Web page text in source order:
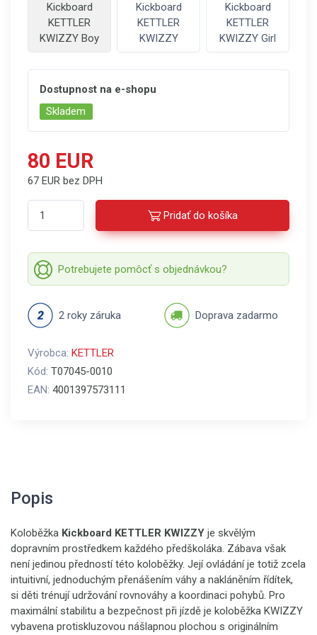
Kickboard
KETTLER
KWIZZY Boy
Kickboard
KETTLER
KWIZZY
Kickboard
KETTLER
KWIZZY Girl
Dostupnost na e-shopu
Skladem
80 EUR
67 EUR bez DPH
Pridať do košíka
Potrebujete pomôcť s objednávkou?
2 roky záruka Doprava zadarmo
Výrobca: KETTLER
Kód: T07045-0010
EAN: 4001397573111
Popis
Koloběžka Kickboard KETTLER KWIZZY je skvělým
dopravním prostředkem každého předškoláka. Zábava však
není jedinou předností této koloběžky. Její ovládání je totiž zcela
intuitivní, jednoduchým přenášením váhy a nakláněním řídítek,
si děti trénují udržování rovnováhy a koordinaci pohybů. Pro
maximální stabilitu a bezpečnost při jízdě je koloběžka KWIZZY
vybavena protiskluzovou nášlapnou plochou s originálním